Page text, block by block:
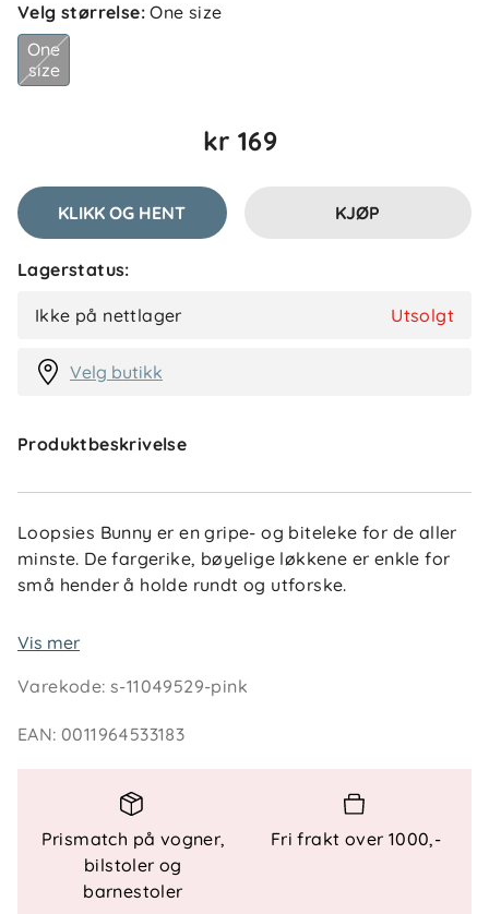
Velg størrelse:One size
One
size
kr 169
KLIKK OG HENT KJØP
Lagerstatus:
Ikke på nettlager Utsolgt
Velg butikk
Produktbeskrivelse
Loopsies Bunny er en gripe- og biteleke for de aller
minste. De fargerike, bøyelige løkkene er enkle for
små hender å holde rundt og utforske.
Leken har tre teksturerte ringer og en rangle i
for å støtte tidlig utforskning gjennom gripe-, riste-
Spesielle funksjoner
- Bøyelige og tyggbare løkker - Tre teksturerte
ringer - Rangle plassert i midten - Støtter utvikling
av gripe- og koordinasjonsevner
Vis mer
Varekode:s-11049529-pink
EAN:0011964533183
Prismatch på vogner,
bilstoler og
barnestoler
Fri frakt over 1000,-